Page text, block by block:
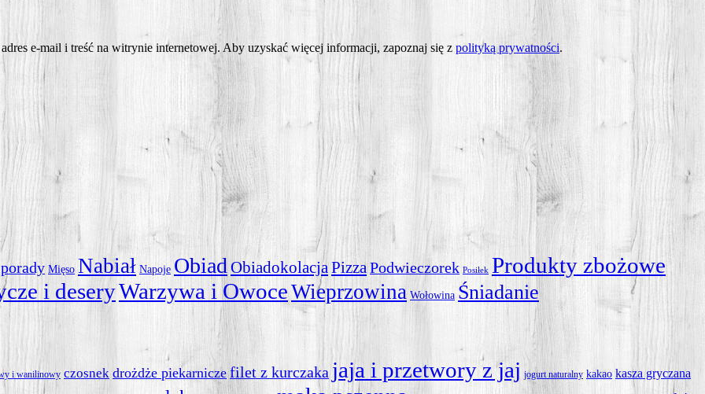
e-mail i treść na witrynie internetowej. Aby uzyskać więcej informacji, zapoznaj się z polityką prywatności.
Mięso Nabiał Napoje Obiad ObiadokolacjaPizza Podwieczorek Posiłek Produkty zbożowe
i deseryWarzywa i OwoceWieprzowina Wołowina Śniadanie
i wanilinowy czosnek drożdże piekarnicze filet z kurczaka jaja i przetwory z jaj jogurt naturalny kakao kasza gryczana